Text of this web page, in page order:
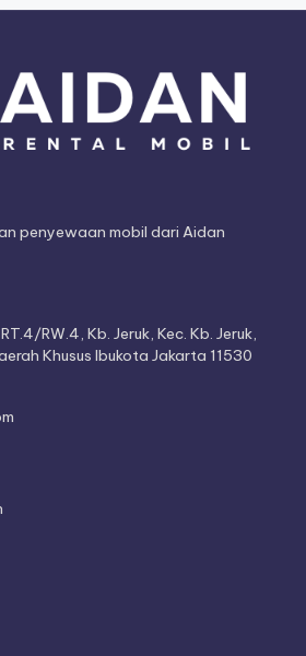
penyewaan mobil dari Aidan
RW.4, Kb. Jeruk, Kec. Kb. Jeruk,
Khusus Ibukota Jakarta 11530